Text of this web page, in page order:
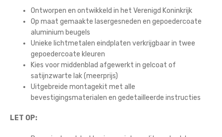
Ontworpen en ontwikkeld in het Verenigd Koninkrijk
Op maat gemaakte lasergesneden en gepoedercoate
aluminium beugels
Unieke lichtmetalen eindplaten verkrijgbaar in twee
gepoedercoate kleuren
Kies voor middenblad afgewerkt in gelcoat of
satijnzwarte lak (meerprijs)
Uitgebreide montagekit met alle
bevestigingsmaterialen en gedetailleerde instructies
LET OP: